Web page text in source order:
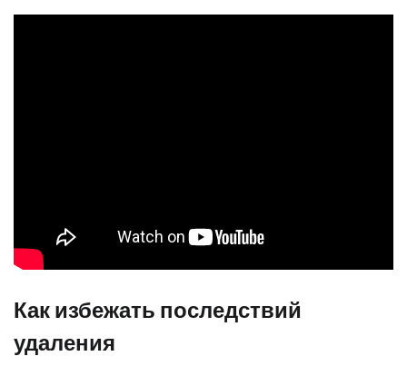
Как избежать последствий
удаления